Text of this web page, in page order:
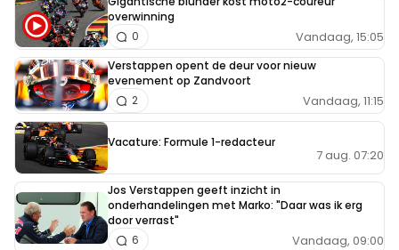
overwinning
Vandaag, 15:05
0
Verstappen opent de deur voor nieuw
evenement op Zandvoort
Vandaag, 11:15
2
Vacature: Formule 1-redacteur
7 aug. 07:20
Jos Verstappen geeft inzicht in
onderhandelingen met Marko: "Daar was ik erg
door verrast"
Vandaag, 09:00
6